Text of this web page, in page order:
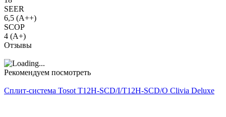
SEER
6,5 (A++)
SCOP
4 (A+)
Отзывы
Рекомендуем посмотреть
Сплит-система Tosot T12H-SCD/I/T12H-SCD/O Clivia Deluxe